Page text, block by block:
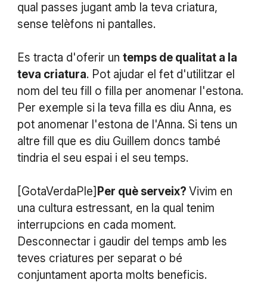
qual passes jugant amb la teva criatura,
sense telèfons ni pantalles.
Es tracta d'oferir un temps de qualitat a la
teva criatura. Pot ajudar el fet d'utilitzar el
nom del teu fill o filla per anomenar l'estona.
Per exemple si la teva filla es diu Anna, es
pot anomenar l'estona de l'Anna. Si tens un
altre fill que es diu Guillem doncs també
tindria el seu espai i el seu temps.
[GotaVerdaPle] Per què serveix? Vivim en
una cultura estressant, en la qual tenim
interrupcions en cada moment.
Desconnectar i gaudir del temps amb les
teves criatures per separat o bé
conjuntament aporta molts beneficis.